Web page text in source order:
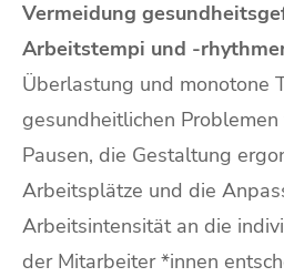
Vermeidung
Arbeitstempi und -
Überlastung und monotone
gesundheitlichen
Pausen, die Gestaltung
Arbeitsplätze und die
Arbeitsintensität an die
der Mitarbeiter *innen